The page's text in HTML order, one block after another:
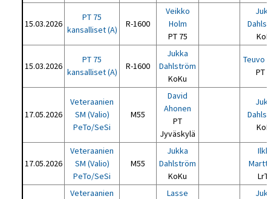
15.03.2026
PT 75
kansalliset (A)
R-1600
Veikko
Holm
PT 75
15.03.2026
PT 75
kansalliset (A)
R-1600
Jukka
Dahlström
KoKu
Teuvo
PT
17.05.2026
Veteraanien
SM (Valio)
PeTo/SeSi
M55
David
Ahonen
PT
Jyväskylä
17.05.2026
Veteraanien
SM (Valio)
PeTo/SeSi
M55
Jukka
Dahlström
KoKu
Veteraanien
Lasse